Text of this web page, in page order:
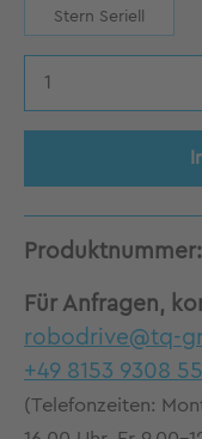
Stern Seriell
Produkt
Produktnummer:
Für Anfragen,
robodrive@tq-
+49 8153 9308
(Telefonzeiten: